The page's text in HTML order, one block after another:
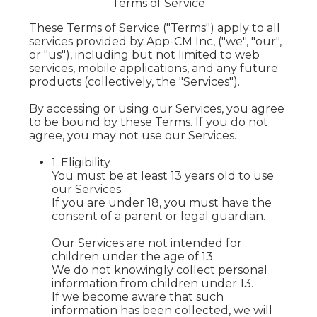
Terms of Service
These Terms of Service ("Terms") apply to all
services provided by App-CM Inc, ("we", "our",
or "us"), including but not limited to web
services, mobile applications, and any future
products (collectively, the "Services").
By accessing or using our Services, you agree
to be bound by these Terms. If you do not
agree, you may not use our Services.
1. Eligibility
You must be at least 13 years old to use
our Services.
If you are under 18, you must have the
consent of a parent or legal guardian.
Our Services are not intended for
children under the age of 13.
We do not knowingly collect personal
information from children under 13.
If we become aware that such
information has been collected, we will